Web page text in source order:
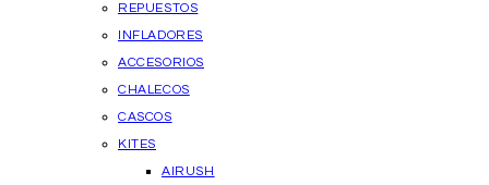
REPUESTOS
INFLADORES
ACCESORIOS
CHALECOS
CASCOS
KITES
AIRUSH